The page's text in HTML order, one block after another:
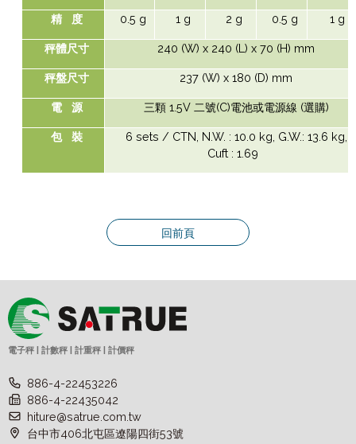
精 度 0.5 g 1 g 2 g 0.5 g 1 g
秤體尺寸 240 (W) x 240 (L) x 70 (H) mm
秤盤尺寸 237 (W) x 180 (D) mm
電 源 三顆1.5V 二號(C)電池或電源線 (選購)
包 裝
6 sets / CTN, N.W. : 10.0 kg, G.W.: 13.6 kg,
Cuft : 1.69
回前頁
電子秤 | 計數秤 | 計重秤 | 計價秤
886-4-22453226
886-4-22435042
hiture@satrue.com.tw
台中市406北屯區遼陽四街53號